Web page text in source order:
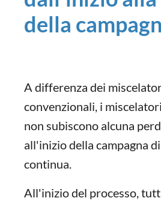
della
A differenza dei
convenzionali, i
non subiscono alcuna
all'inizio della campagna
continua.
All'inizio del processo,